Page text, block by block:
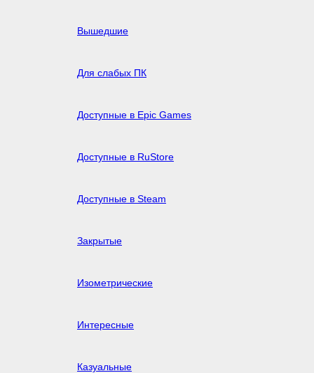
Вышедшие
Для слабых ПК
Доступные в Epic Games
Доступные в RuStore
Доступные в Steam
Закрытые
Изометрические
Интересные
Казуальные